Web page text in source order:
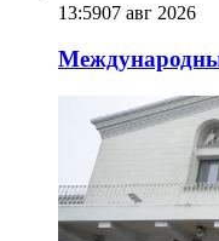
13:5907 авг 2026